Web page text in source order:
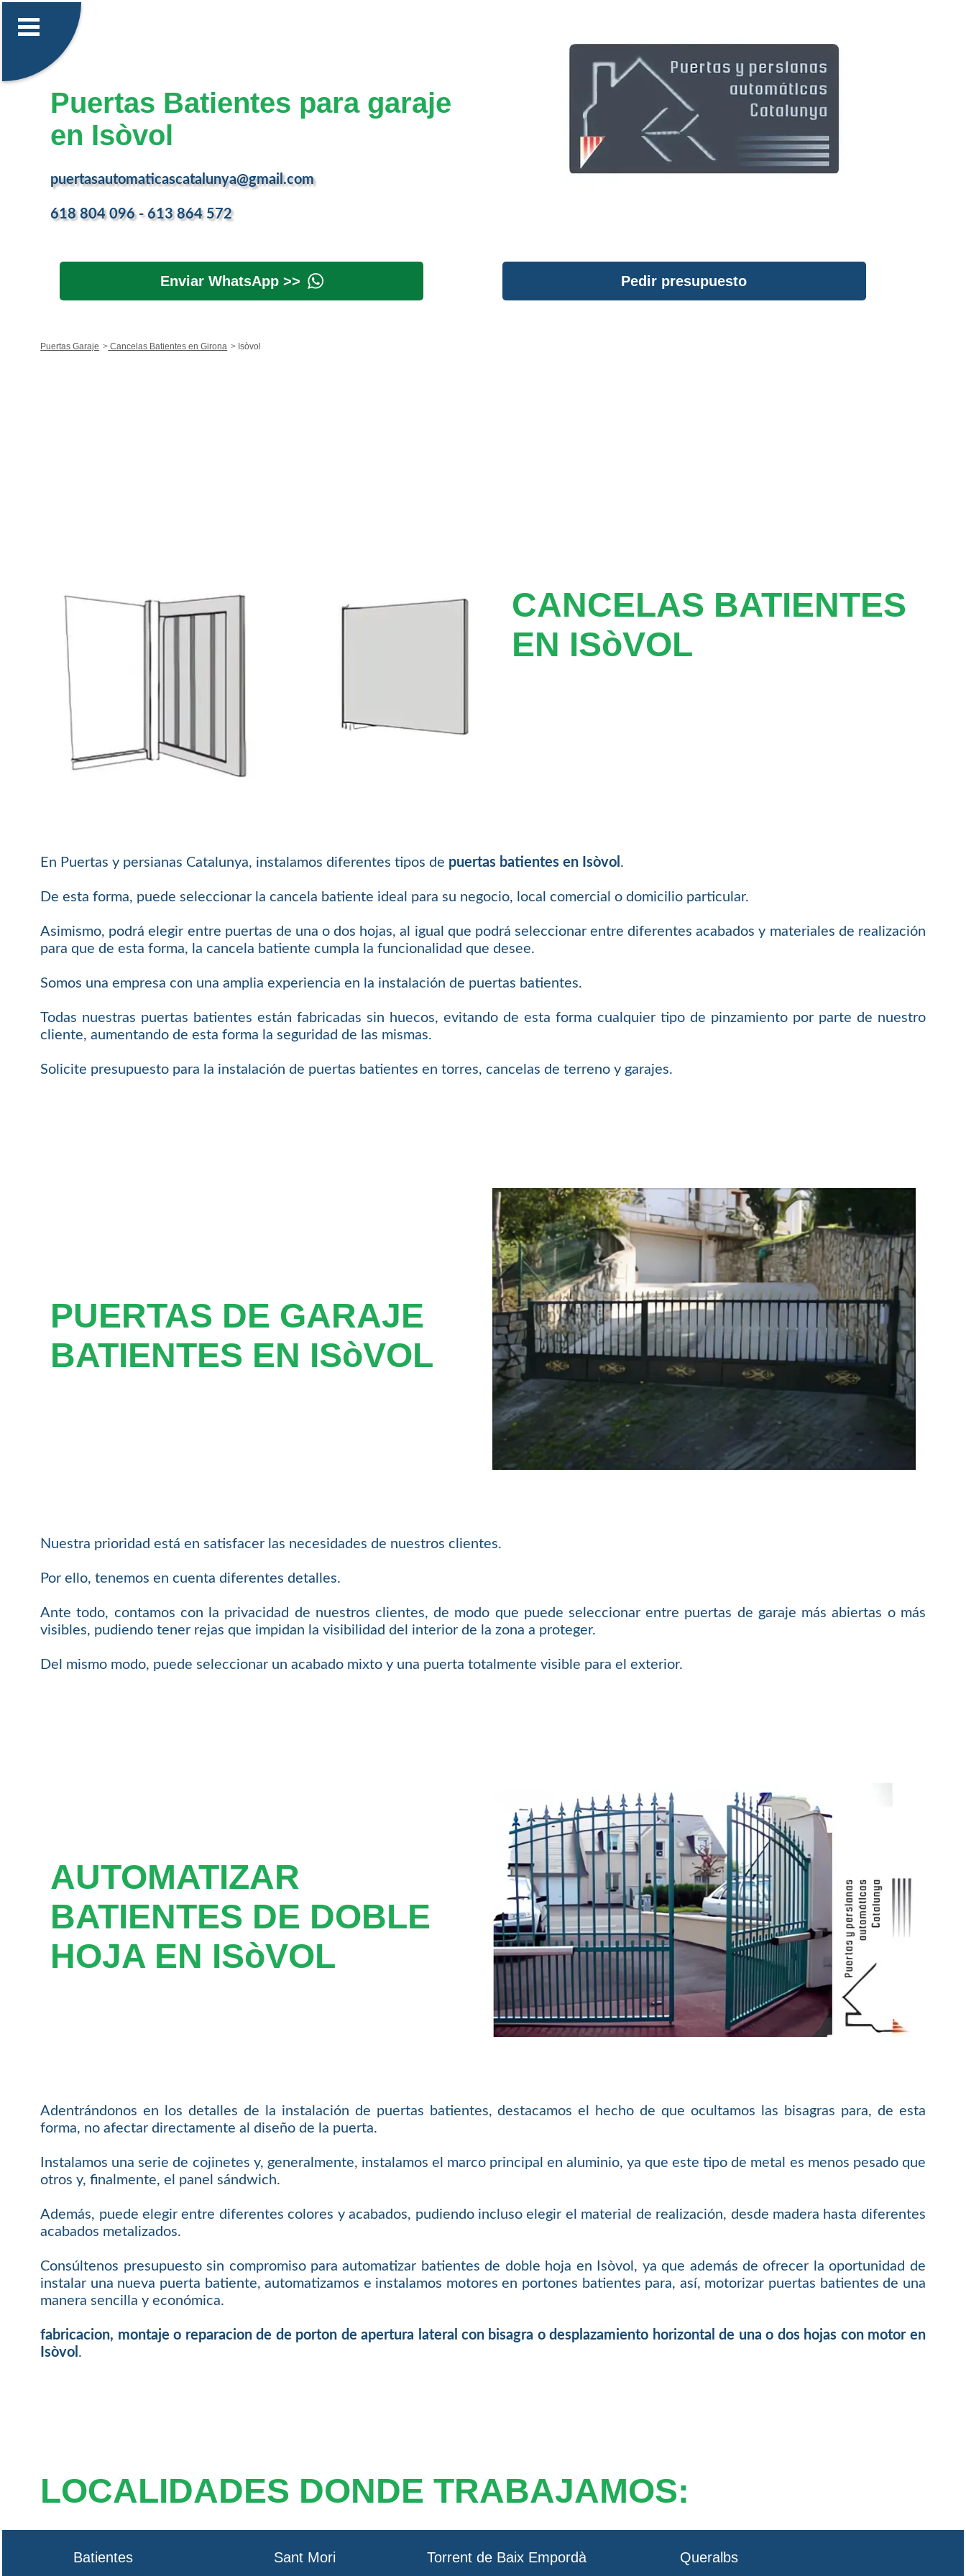
Puertas Batientes para garaje
en Isòvol
puertasautomaticascatalunya@gmail.com
618 804 096 - 613 864 572
Enviar WhatsApp >> Pedir presupuesto
Puertas Garaje Cancelas Batientes en Girona Isòvol
CANCELAS BATIENTES
EN ISòVOL
En Puertas y persianas Catalunya, instalamos diferentes tipos de puertas batientes en Isòvol .
De esta forma, puede seleccionar la cancela batiente ideal para su negocio, local comercial o domicilio particular.
Asimismo, podrá elegir entre puertas de una o dos hojas, al igual que podrá seleccionar entre diferentes acabados y materiales de realización
para que de esta forma, la cancela batiente cumpla la funcionalidad que desee.
Somos una empresa con una amplia experiencia en la instalación de puertas batientes.
Todas nuestras puertas batientes están fabricadas sin huecos, evitando de esta forma cualquier tipo de pinzamiento por parte de nuestro
cliente, aumentando de esta forma la seguridad de las mismas.
Solicite presupuesto para la instalación de puertas batientes en torres, cancelas de terreno y garajes.
PUERTAS DE GARAJE
BATIENTES EN ISòVOL
Nuestra prioridad está en satisfacer las necesidades de nuestros clientes.
Por ello, tenemos en cuenta diferentes detalles.
Ante todo, contamos con la privacidad de nuestros clientes, de modo que puede seleccionar entre puertas de garaje más abiertas o más
visibles, pudiendo tener rejas que impidan la visibilidad del interior de la zona a proteger.
Del mismo modo, puede seleccionar un acabado mixto y una puerta totalmente visible para el exterior.
AUTOMATIZAR
BATIENTES DE DOBLE
HOJA EN ISòVOL
Adentrándonos en los detalles de la instalación de puertas batientes, destacamos el hecho de que ocultamos las bisagras para, de esta
forma, no afectar directamente al diseño de la puerta.
Instalamos una serie de cojinetes y, generalmente, instalamos el marco principal en aluminio, ya que este tipo de metal es menos pesado que
otros y, finalmente, el panel sándwich.
Además, puede elegir entre diferentes colores y acabados, pudiendo incluso elegir el material de realización, desde madera hasta diferentes
acabados metalizados.
Consúltenos presupuesto sin compromiso para automatizar batientes de doble hoja en Isòvol, ya que además de ofrecer la oportunidad de
instalar una nueva puerta batiente, automatizamos e instalamos motores en portones batientes para, así, motorizar puertas batientes de una
manera sencilla y económica.
fabricacion, montaje o reparacion de de porton de apertura lateral con bisagra o desplazamiento horizontal de una o dos hojas con motor en
Isòvol .
LOCALIDADES DONDE TRABAJAMOS:
Batientes Sant Mori Torrent de Baix Empordà Queralbs